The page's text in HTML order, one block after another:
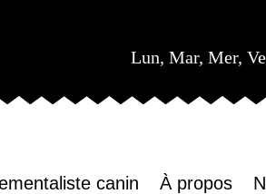
Lun, Mar, Mer,
canin À propos